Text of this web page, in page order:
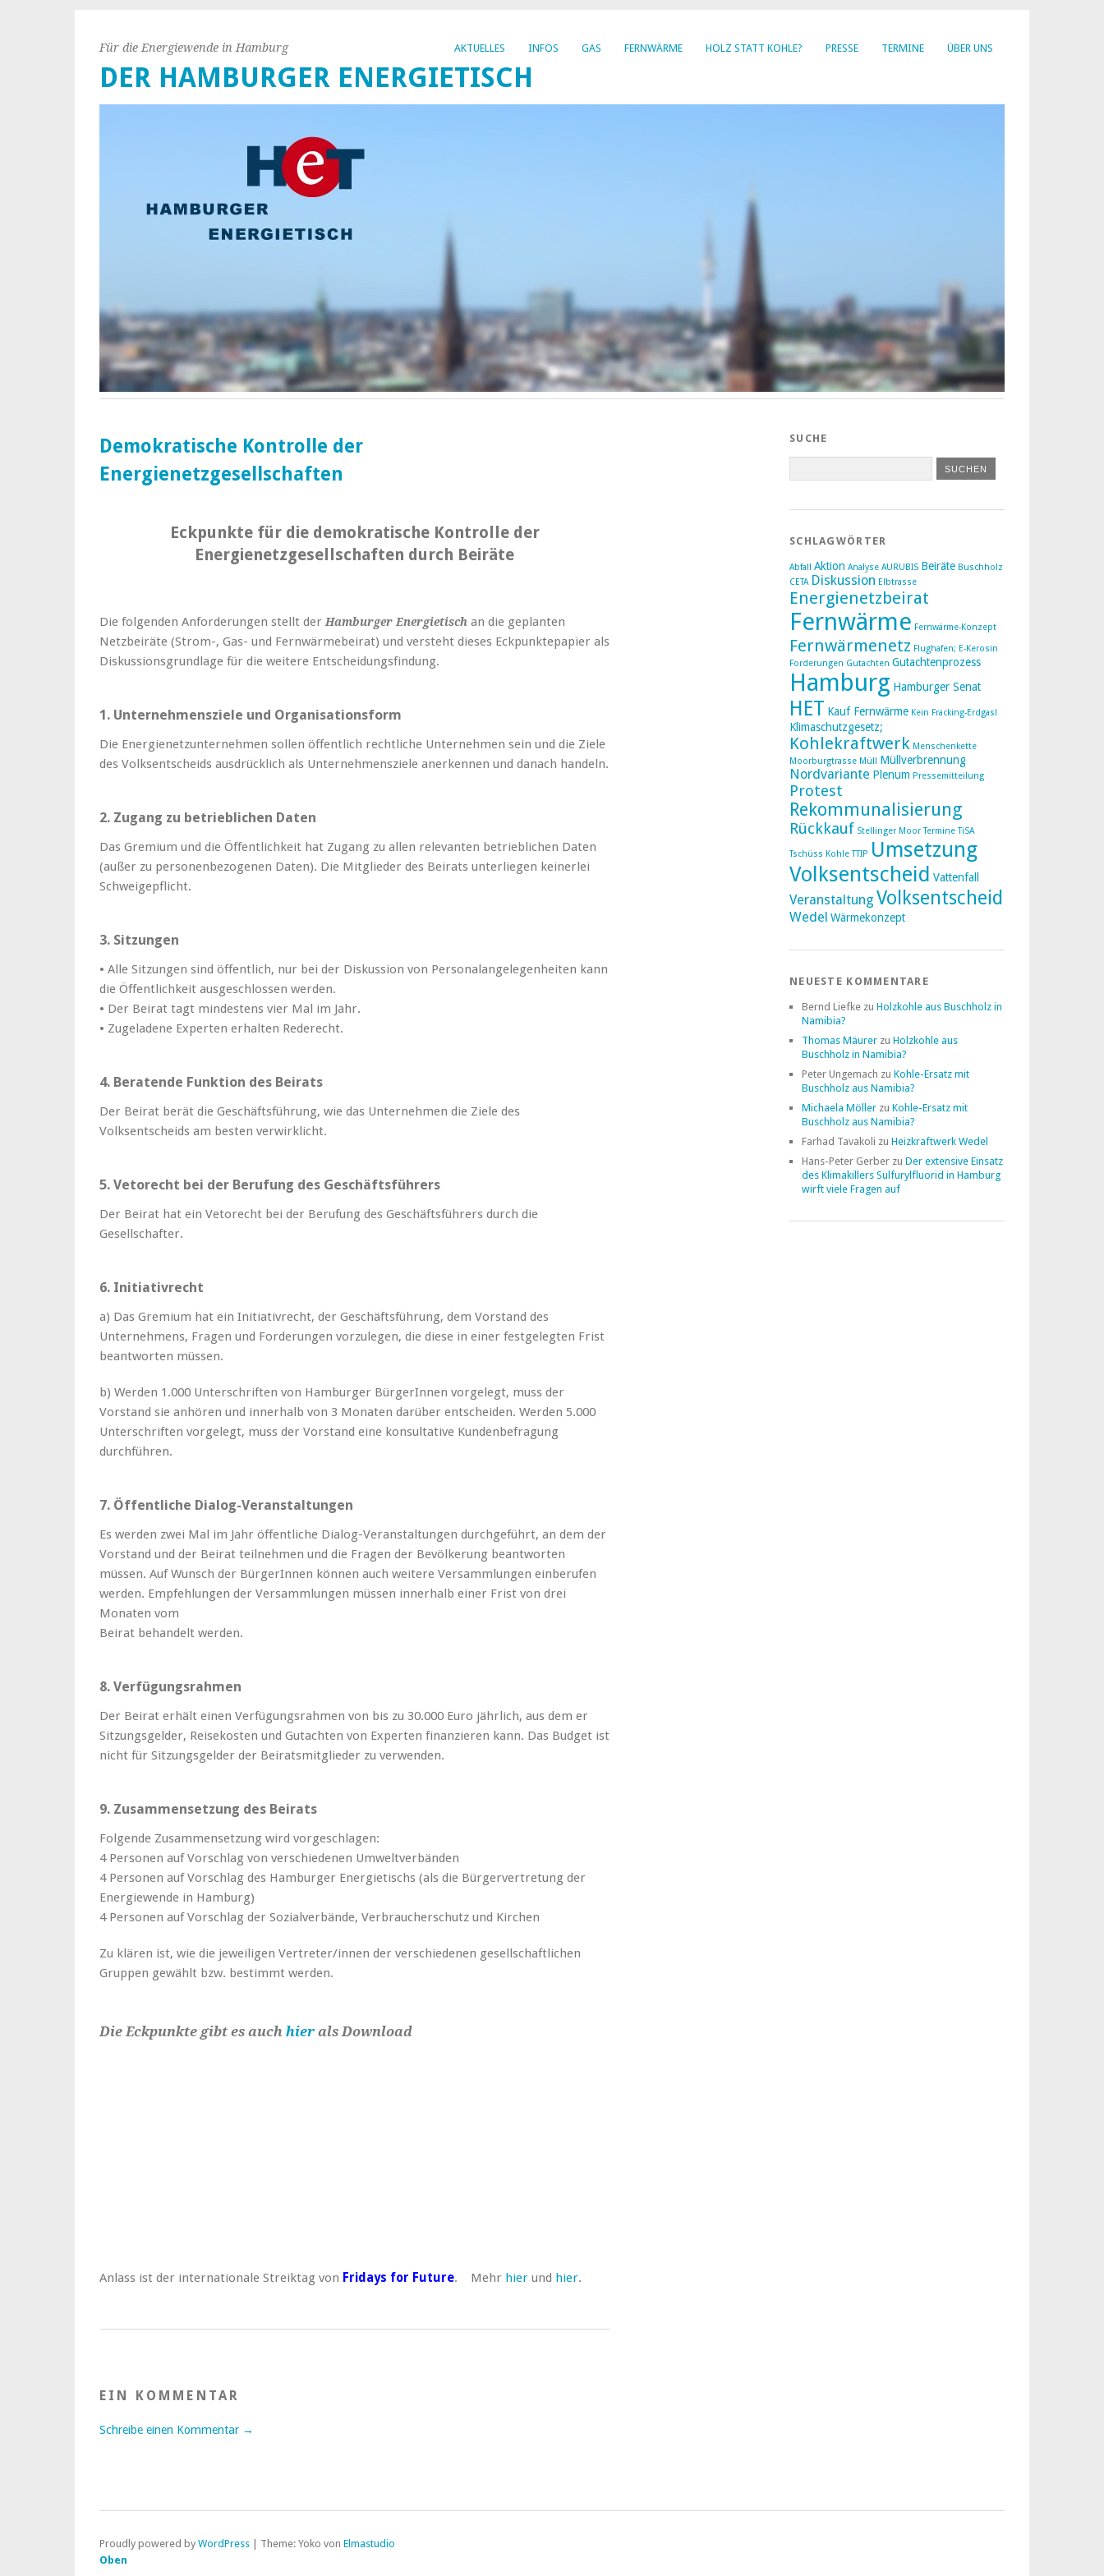
AKTUELLES INFOS GAS FERNWÄRME HOLZ STATT KOHLE? PRESSE TERMINE ÜBER UNS
DER HAMBURGER ENERGIETISCH
Für die Energiewende in Hamburg
Demokratische Kontrolle der
Energienetzgesellschaften
Eckpunkte für die demokratische Kontrolle der
Energienetzgesellschaften durch Beiräte
Die folgenden Anforderungen stellt derHamburger Energietisch an die geplanten
Netzbeiräte (Strom-, Gas- und Fernwärmebeirat) und versteht dieses Eckpunktepapier als
Diskussionsgrundlage für die weitere Entscheidungsfindung.
1. Unternehmensziele und Organisationsform
Die Energienetzunternehmen sollen öffentlich rechtliche Unternehmen sein und die Ziele
des Volksentscheids ausdrücklich als Unternehmensziele anerkennen und danach handeln.
2. Zugang zu betrieblichen Daten
Das Gremium und die Öffentlichkeit hat Zugang zu allen relevanten betrieblichen Daten
(außer zu personenbezogenen Daten). Die Mitglieder des Beirats unterliegen keinerlei
Schweigepflicht.
3. Sitzungen
• Alle Sitzungen sind öffentlich, nur bei der Diskussion von Personalangelegenheiten kann
die Öffentlichkeit ausgeschlossen werden.
• Der Beirat tagt mindestens vier Mal im Jahr.
• Zugeladene Experten erhalten Rederecht.
4. Beratende Funktion des Beirats
Der Beirat berät die Geschäftsführung, wie das Unternehmen die Ziele des
Volksentscheids am besten verwirklicht.
5. Vetorecht bei der Berufung des Geschäftsführers
Der Beirat hat ein Vetorecht bei der Berufung des Geschäftsführers durch die
Gesellschafter.
6. Initiativrecht
a) Das Gremium hat ein Initiativrecht, der Geschäftsführung, dem Vorstand des
Unternehmens, Fragen und Forderungen vorzulegen, die diese in einer festgelegten Frist
beantworten müssen.
b) Werden 1.000 Unterschriften von Hamburger BürgerInnen vorgelegt, muss der
Vorstand sie anhören und innerhalb von 3 Monaten darüber entscheiden. Werden 5.000
Unterschriften vorgelegt, muss der Vorstand eine konsultative Kundenbefragung
durchführen.
7. Öffentliche Dialog-Veranstaltungen
Es werden zwei Mal im Jahr öffentliche Dialog-Veranstaltungen durchgeführt, an dem der
Vorstand und der Beirat teilnehmen und die Fragen der Bevölkerung beantworten
müssen. Auf Wunsch der BürgerInnen können auch weitere Versammlungen einberufen
werden. Empfehlungen der Versammlungen müssen innerhalb einer Frist von drei
Monaten vom
Beirat behandelt werden.
8. Verfügungsrahmen
Der Beirat erhält einen Verfügungsrahmen von bis zu 30.000 Euro jährlich, aus dem er
Sitzungsgelder, Reisekosten und Gutachten von Experten finanzieren kann. Das Budget ist
nicht für Sitzungsgelder der Beiratsmitglieder zu verwenden.
9. Zusammensetzung des Beirats
Folgende Zusammensetzung wird vorgeschlagen:
4 Personen auf Vorschlag von verschiedenen Umweltverbänden
4 Personen auf Vorschlag des Hamburger Energietischs (als die Bürgervertretung der
Energiewende in Hamburg)
4 Personen auf Vorschlag der Sozialverbände, Verbraucherschutz und Kirchen
Zu klären ist, wie die jeweiligen Vertreter/innen der verschiedenen gesellschaftlichen
Gruppen gewählt bzw. bestimmt werden.
Die Eckpunkte gibt es auch hier als Download
Anlass ist der internationale Streiktag von Fridays for Future. Mehr hier und hier.
EIN KOMMENTAR
Schreibe einen Kommentar →
SUCHE
SCHLAGWÖRTER
Abfall Aktion Analyse AURUBIS Beiräte Buschholz
CETA Diskussion Elbtrasse
Energienetzbeirat
Fernwärme Fernwärme-Konzept
Fernwärmenetz Flughafen; E-Kerosin
Forderungen Gutachten Gutachtenprozess
Hamburg Hamburger Senat
HET Kauf Fernwärme Kein Fracking-Erdgas!
Klimaschutzgesetz;
Kohlekraftwerk Menschenkette
Moorburgtrasse Müll Müllverbrennung
Nordvariante Plenum Pressemitteilung
Protest
Rekommunalisierung
Rückkauf Stellinger Moor Termine TiSA
Tschüss Kohle TTIP Umsetzung
Volksentscheid Vattenfall
Veranstaltung Volksentscheid
Wedel Wärmekonzept
NEUESTE KOMMENTARE
Bernd Liefke zu Holzkohle aus Buschholz in
Namibia?
Thomas Mäurer zu Holzkohle aus
Buschholz in Namibia?
Peter Ungemach zu Kohle-Ersatz mit
Buschholz aus Namibia?
Michaela Möller zu Kohle-Ersatz mit
Buschholz aus Namibia?
Farhad Tavakoli zu Heizkraftwerk Wedel
Hans-Peter Gerber zu Der extensive Einsatz
des Klimakillers Sulfurylfluorid in Hamburg
wirft viele Fragen auf
Proudly powered by WordPress Theme: Yoko von Elmastudio
Oben